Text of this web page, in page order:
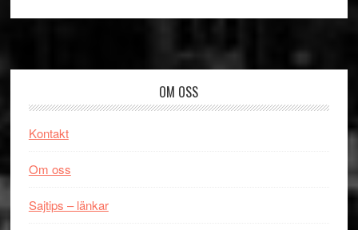
OM OSS
Kontakt
Om oss
Sajtips – länkar